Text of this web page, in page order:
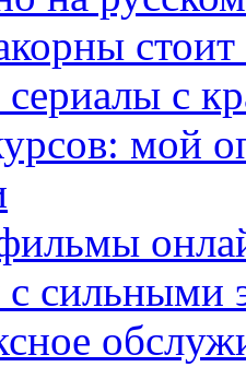
сериалы с
мой
сильными